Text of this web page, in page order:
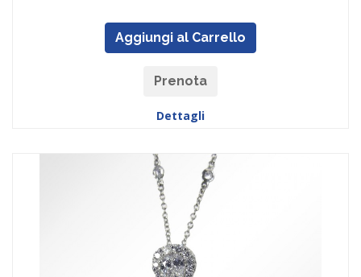
Aggiungi al Carrello
Prenota
Dettagli